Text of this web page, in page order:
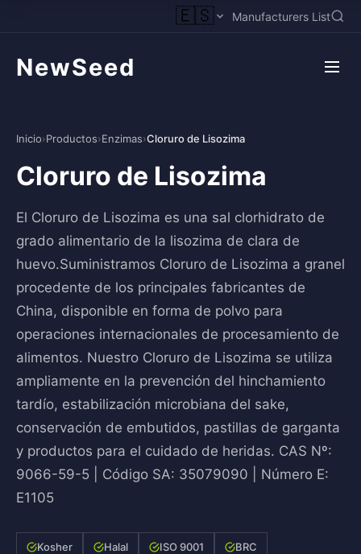
🇪🇸 Manufacturers List
NewSeed
Inicio›Productos›Enzimas›Cloruro de Lisozima
Cloruro de Lisozima
El Cloruro de Lisozima es una sal clorhidrato de
grado alimentario de la lisozima de clara de
huevo.Suministramos Cloruro de Lisozima a granel
procedente de los principales fabricantes de
China, disponible en forma de polvo para
operaciones internacionales de procesamiento de
alimentos. Nuestro Cloruro de Lisozima se utiliza
ampliamente en la prevención del hinchamiento
tardío, estabilización microbiana del sake,
conservación de embutidos, pastillas de garganta
y productos para el cuidado de heridas. CAS Nº:
9066-59-5 | Código SA: 35079090 | Número E:
E1105
Kosher Halal ISO 9001 BRC